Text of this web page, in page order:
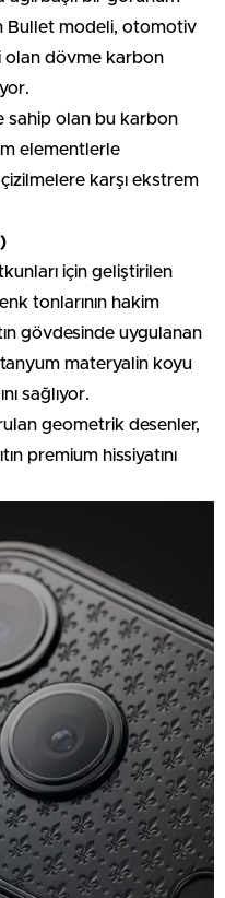
Bullet modeli, otomotiv
olan dövme karbon
sahip olan bu karbon
elementlerle
karşı ekstrem
için geliştirilen
tonlarının hakim
gövdesinde uygulanan
materyalin koyu
sağlıyor.
geometrik desenler,
premium hissiyatını